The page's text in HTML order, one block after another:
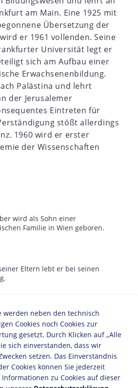
am Main. Eine 1925 mit
Übersetzung der
er 1961 vollenden. Seine
Universität legt er
sich am Aufbau einer
Erwachsenenbildung.
Palästina und lehrt
der Jerusalemer
Eintreten für
stößt allerdings
1960 wird er erster
der Wissenschaften
wird als Sohn einer
Familie in Wien geboren.
Eltern lebt er bei seinen
polnischen Gymnasiums in
u.a. Philosophie, Psychiatrie
das er in Leipzig, Berlin und
werden neben den technisch
Cookies noch Cookies zur
gesetzt. Durch Klicken auf „Alle
sich einverstanden, dass wir
setzen. Das Einverständnis
Cookies können Sie jederzeit
zu Cookies auf dieser